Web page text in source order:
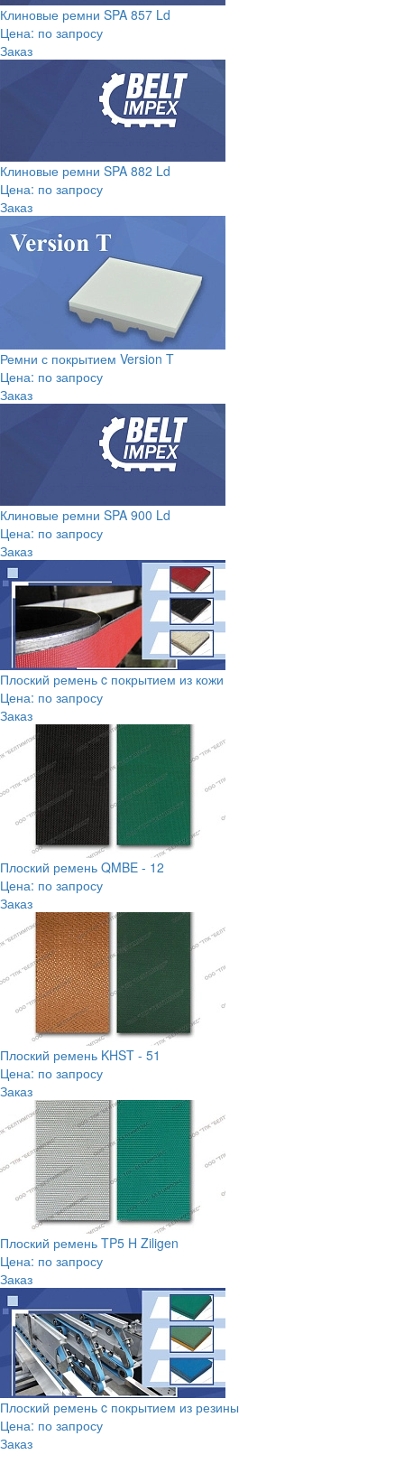
Клиновые ремни SPA 857 Ld
Цена: по запросу
Заказ
Клиновые ремни SPA 882 Ld
Цена: по запросу
Заказ
Ремни с покрытием Version T
Цена: по запросу
Заказ
Клиновые ремни SPA 900 Ld
Цена: по запросу
Заказ
Плоский ремень c покрытием из кожи
Цена: по запросу
Заказ
Плоский ремень QMBE - 12
Цена: по запросу
Заказ
Плоский ремень KHST - 51
Цена: по запросу
Заказ
Плоский ремень TP5 H Ziligen
Цена: по запросу
Заказ
Плоский ремень c покрытием из резины
Цена: по запросу
Заказ